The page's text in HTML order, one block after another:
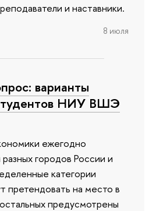
и наставники.
8 июля
варианты
НИУ ВШЭ
ежегодно
городов России и
категории
претендовать на место в
предусмотрены